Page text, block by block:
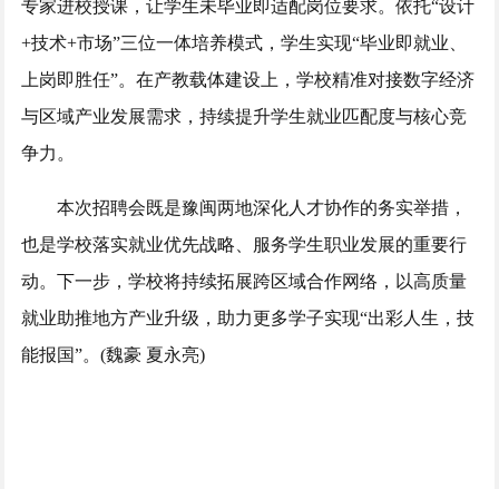
专家进校授课，让学生未毕业即适配岗位要求。依托“设计
+技术+市场”三位一体培养模式，学生实现“毕业即就业、
上岗即胜任”。在产教载体建设上，学校精准对接数字经济
与区域产业发展需求，持续提升学生就业匹配度与核心竞
争力。
本次招聘会既是豫闽两地深化人才协作的务实举措，
也是学校落实就业优先战略、服务学生职业发展的重要行
动。下一步，学校将持续拓展跨区域合作网络，以高质量
就业助推地方产业升级，助力更多学子实现“出彩人生，技
能报国”。(魏豪 夏永亮)